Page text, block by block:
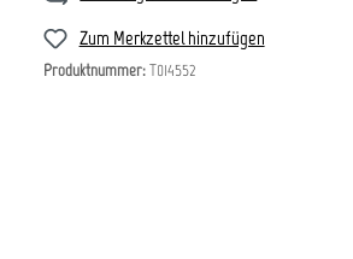
Zum Merkzettel hinzufügen
Produktnummer:T014552